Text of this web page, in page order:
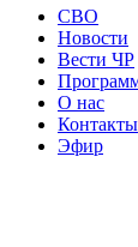
СВО
Новости
Вести ЧР
О нас
Контакты
Эфир